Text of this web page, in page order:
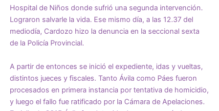
Hospital de Niños donde sufrió una segunda intervención.
Lograron salvarle la vida. Ese mismo día, a las 12.37 del
mediodía, Cardozo hizo la denuncia en la seccional sexta
de la Policía Provincial.
A partir de entonces se inició el expediente, idas y vueltas,
distintos jueces y fiscales. Tanto Ávila como Páes fueron
procesados en primera instancia por tentativa de homicidio,
y luego el fallo fue ratificado por la Cámara de Apelaciones.